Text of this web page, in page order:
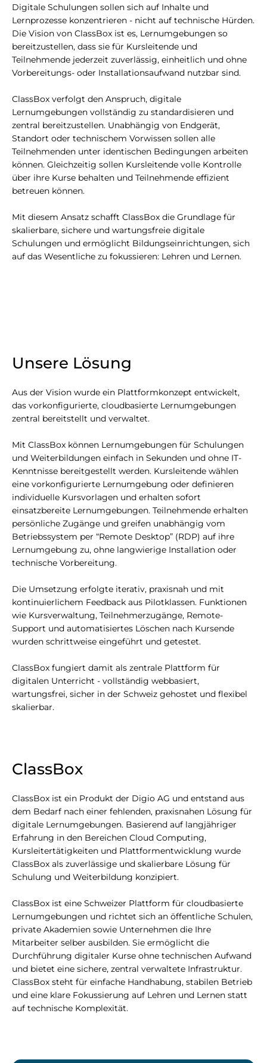
Digitale Schulungen sollen sich auf Inhalte und
Lernprozesse konzentrieren - nicht auf technische Hürden.
Die Vision von ClassBox ist es, Lernumgebungen so
bereitzustellen, dass sie für Kursleitende und
Teilnehmende jederzeit zuverlässig, einheitlich und ohne
Vorbereitungs- oder Installationsaufwand nutzbar sind.
ClassBox verfolgt den Anspruch, digitale
Lernumgebungen vollständig zu standardisieren und
zentral bereitzustellen. Unabhängig von Endgerät,
Standort oder technischem Vorwissen sollen alle
Teilnehmenden unter identischen Bedingungen arbeiten
können. Gleichzeitig sollen Kursleitende volle Kontrolle
über ihre Kurse behalten und Teilnehmende effizient
betreuen können.
Mit diesem Ansatz schafft ClassBox die Grundlage für
skalierbare, sichere und wartungsfreie digitale
Schulungen und ermöglicht Bildungseinrichtungen, sich
auf das Wesentliche zu fokussieren: Lehren und Lernen.
Unsere Lösung
Aus der Vision wurde ein Plattformkonzept entwickelt,
das vorkonfigurierte, cloudbasierte Lernumgebungen
zentral bereitstellt und verwaltet.
Mit ClassBox können Lernumgebungen für Schulungen
und Weiterbildungen einfach in Sekunden und ohne IT-
Kenntnisse bereitgestellt werden. Kursleitende wählen
eine vorkonfigurierte Lernumgebung oder definieren
individuelle Kursvorlagen und erhalten sofort
einsatzbereite Lernumgebungen. Teilnehmende erhalten
persönliche Zugänge und greifen unabhängig vom
Betriebssystem per “Remote Desktop” (RDP) auf ihre
Lernumgebung zu, ohne langwierige Installation oder
technische Vorbereitung.
Die Umsetzung erfolgte iterativ, praxisnah und mit
kontinuierlichem Feedback aus Pilotklassen. Funktionen
wie Kursverwaltung, Teilnehmerzugänge, Remote-
Support und automatisiertes Löschen nach Kursende
wurden schrittweise eingeführt und getestet.
ClassBox fungiert damit als zentrale Plattform für
digitalen Unterricht - vollständig webbasiert,
wartungsfrei, sicher in der Schweiz gehostet und flexibel
skalierbar.
ClassBox
ClassBox ist ein Produkt der Digio AG und entstand aus
dem Bedarf nach einer fehlenden, praxisnahen Lösung für
digitale Lernumgebungen. Basierend auf langjähriger
Erfahrung in den Bereichen Cloud Computing,
Kursleitertätigkeiten und Plattformentwicklung wurde
ClassBox als zuverlässige und skalierbare Lösung für
Schulung und Weiterbildung konzipiert.
ClassBox ist eine Schweizer Plattform für cloudbasierte
Lernumgebungen und richtet sich an öffentliche Schulen,
private Akademien sowie Unternehmen die Ihre
Mitarbeiter selber ausbilden. Sie ermöglicht die
Durchführung digitaler Kurse ohne technischen Aufwand
und bietet eine sichere, zentral verwaltete Infrastruktur.
ClassBox steht für einfache Handhabung, stabilen Betrieb
und eine klare Fokussierung auf Lehren und Lernen statt
auf technische Komplexität.